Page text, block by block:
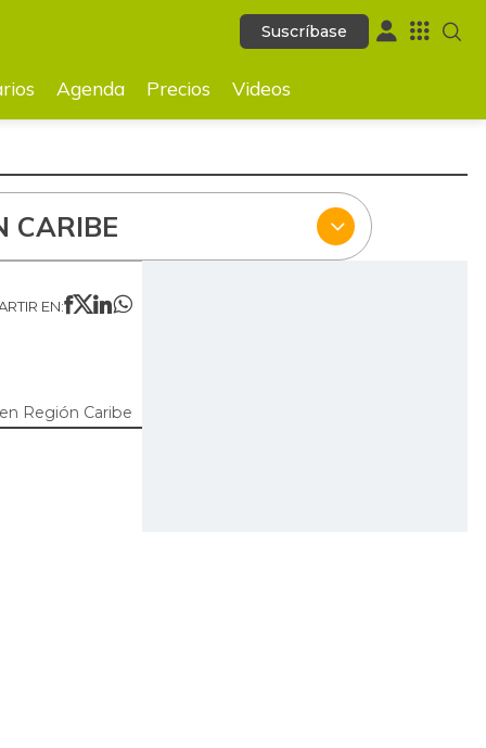
Suscríbase
Videos
Suscríbase
Agenda Precios Videos
CARIBE
EN:
Región Caribe